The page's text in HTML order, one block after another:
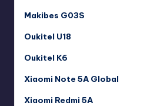
Makibes G03S
Oukitel U18
Oukitel K6
Xiaomi Note 5A Global
Xiaomi Redmi 5A